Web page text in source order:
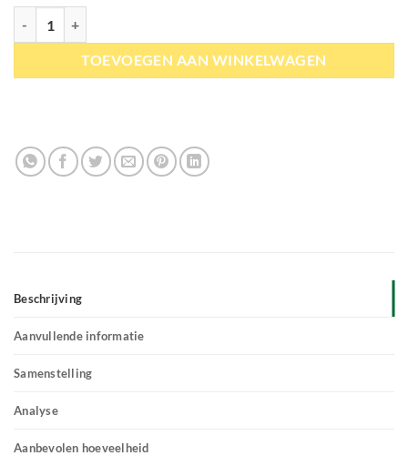
TOEVOEGEN AAN WINKELWAGEN
Beschrijving
Aanvullende informatie
Samenstelling
Analyse
Aanbevolen hoeveelheid